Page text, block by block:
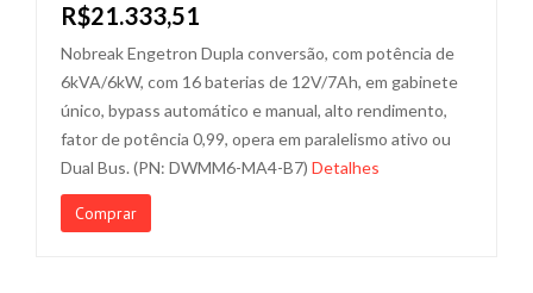
R$21.333,51
Nobreak Engetron Dupla conversão, com potência de
6kVA/6kW, com 16 baterias de 12V/7Ah, em gabinete
único, bypass automático e manual, alto rendimento,
fator de potência 0,99, opera em paralelismo ativo ou
Dual Bus. (PN: DWMM6-MA4-B7) Detalhes
Comprar